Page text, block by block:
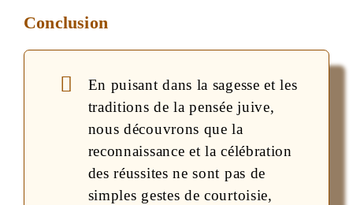
Conclusion
En puisant dans la sagesse et les
traditions de la pensée juive,
nous découvrons que la
reconnaissance et la célébration
des réussites ne sont pas de
simples gestes de courtoisie,